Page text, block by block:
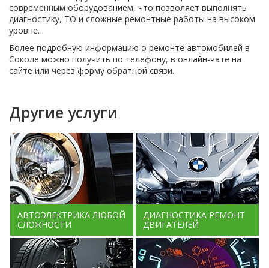
современным оборудованием, что позволяет выполнять
диагностику, ТО и сложные ремонтные работы на высоком
уровне.
Более подробную информацию о ремонте автомобилей в
Соколе можно получить по телефону, в онлайн-чате на
сайте или через форму обратной связи.
Другие услуги
АВТОЭЛЕКТРИКА ЛЮБОЙ
СЛОЖНОСТИ
ДИАГНОСТИКА РЕМОНТ
ДВИГАТЕЛЕЙ